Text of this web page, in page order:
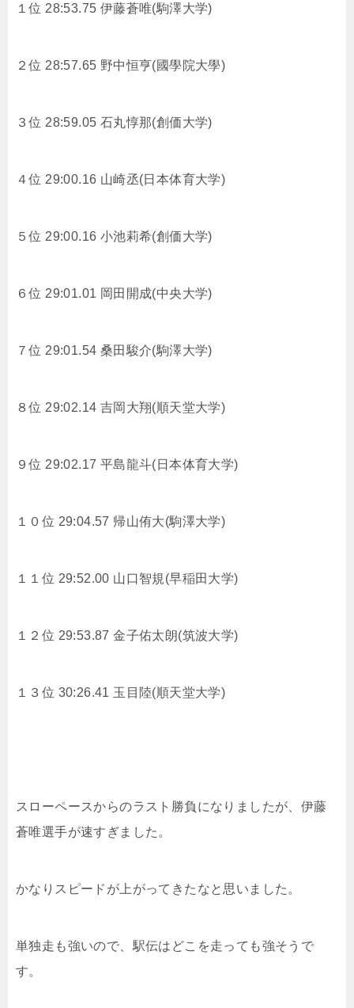
１位 28:53.75 伊藤蒼唯(駒澤大学)
２位 28:57.65 野中恒亨(國學院大學)
３位 28:59.05 石丸惇那(創価大学)
４位 29:00.16 山崎丞(日本体育大学)
５位 29:00.16 小池莉希(創価大学)
６位 29:01.01 岡田開成(中央大学)
７位 29:01.54 桑田駿介(駒澤大学)
８位 29:02.14 吉岡大翔(順天堂大学)
９位 29:02.17 平島龍斗(日本体育大学)
１０位 29:04.57 帰山侑大(駒澤大学)
１１位 29:52.00 山口智規(早稲田大学)
１２位 29:53.87金子佑太朗(筑波大学)
１３位 30:26.41 玉目陸(順天堂大学)
スローペースからのラスト勝負になりましたが、 伊藤
蒼唯選手が速すぎました。
かなりスピードが上がってきたなと思いました。
単独走も強いので、駅伝はどこを走っても強そうで
す。